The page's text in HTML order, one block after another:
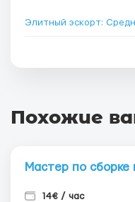
Элитный эскорт:
Похожие
Мастер по сборке
14€ / час